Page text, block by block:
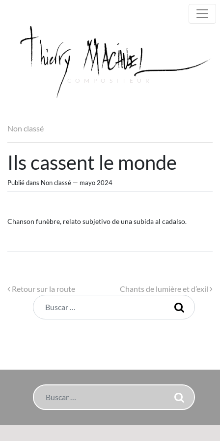
COMPOSITEUR
Main Navigation
Non classé
Ils cassent le monde
Publié dans Non classé — mayo 2024
Chanson funèbre, relato subjetivo de una subida al cadalso.
Navegación de entradas
Retour sur la route
Chants de lumière et d’exil
Buscar
Buscar